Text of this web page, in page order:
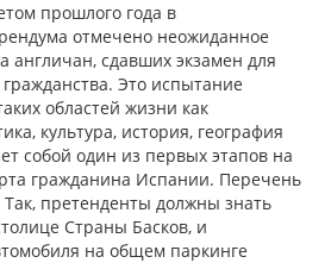
прошлого года в
отмечено неожиданное
англичан, сдавших экзамен для
Это испытание
областей жизни как
культура, история, география
собой один из первых этапов на
гражданина Испании. Перечень
претенденты должны знать
Страны Басков, и
на общем паркинге